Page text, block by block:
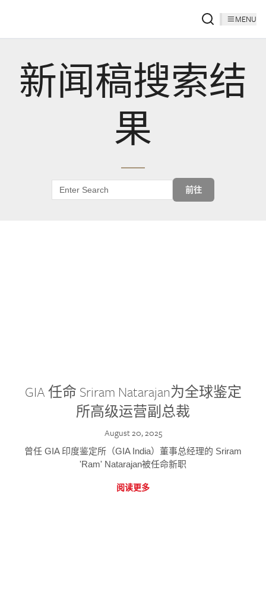
MENU
新闻稿搜索结
果
前往
GIA 任命 Sriram Natarajan为全球鉴定
所高级运营副总裁
August 20, 2025
曾任 GIA 印度鉴定所（GIA India）董事总经理的 Sriram
'Ram' Natarajan被任命新职
阅读更多